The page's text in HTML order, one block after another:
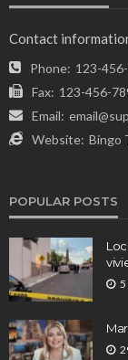
Contact
Phone: 123-
Fax: 123-456-
Email:
Website: Bingo
POPULAR POSTS
5